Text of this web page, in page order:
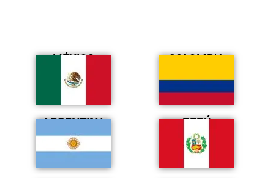
MÉXICO COLOMBIA
ARGENTINA PERÚ